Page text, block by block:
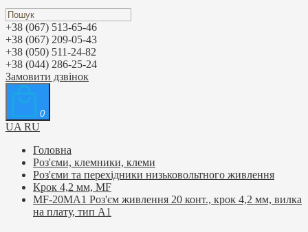
+38 (067) 513-65-46
+38 (067) 209-05-43
+38 (050) 511-24-82
+38 (044) 286-25-24
Замовити дзвінок
0
UA RU
Головна
Роз'єми, клемники, клеми
Роз'єми та перехідники низьковольтного живлення
Крок 4,2 мм, MF
MF-20MA1 Роз'єм живлення 20 конт., крок 4,2 мм, вилка
на плату, тип A1